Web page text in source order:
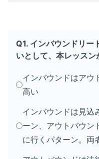
Q1. インバウンドリー
いとして、本レッス
インバウンドはアウ
高い
インバウンドは見込
ーン、アウトバウン
に行くパターン。両